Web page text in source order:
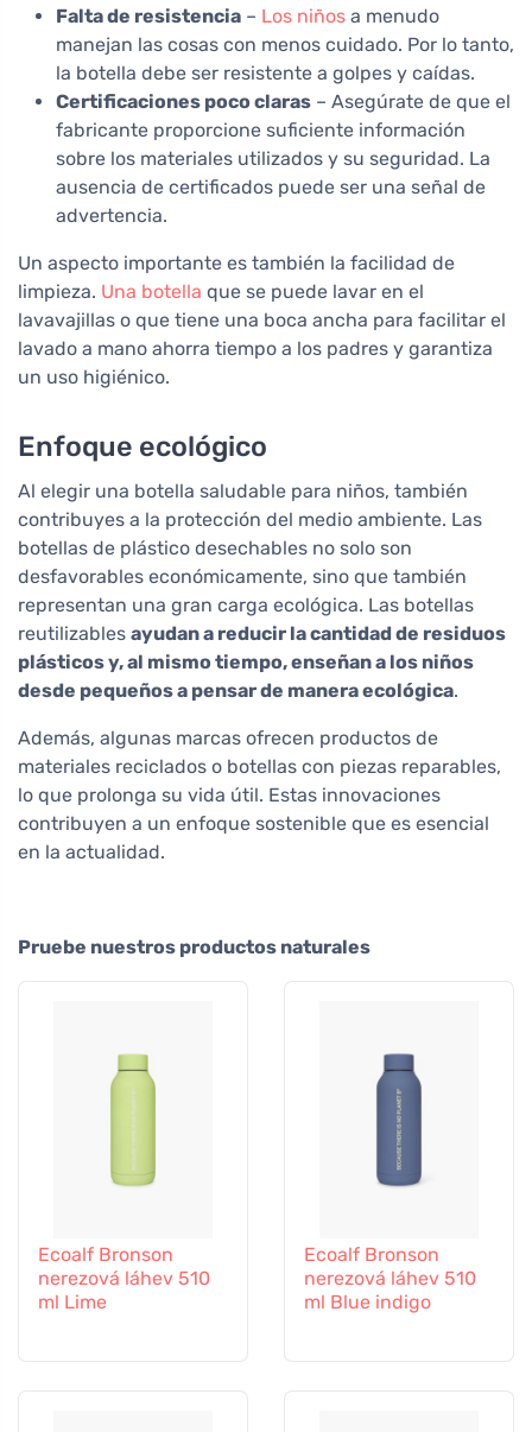
Falta de resistencia – Los niños a menudo
manejan las cosas con menos cuidado. Por lo tanto,
la botella debe ser resistente a golpes y caídas.
Certificaciones poco claras – Asegúrate de que el
fabricante proporcione suficiente información
sobre los materiales utilizados y su seguridad. La
ausencia de certificados puede ser una señal de
advertencia.
Un aspecto importante es también la facilidad de
limpieza. Una botella que se puede lavar en el
lavavajillas o que tiene una boca ancha para facilitar el
lavado a mano ahorra tiempo a los padres y garantiza
un uso higiénico.
Enfoque ecológico
Al elegir una botella saludable para niños, también
contribuyes a la protección del medio ambiente. Las
botellas de plástico desechables no solo son
desfavorables económicamente, sino que también
representan una gran carga ecológica. Las botellas
reutilizables ayudan a reducir la cantidad de residuos
plásticos y, al mismo tiempo, enseñan a los niños
desde pequeños a pensar de manera ecológica.
Además, algunas marcas ofrecen productos de
materiales reciclados o botellas con piezas reparables,
lo que prolonga su vida útil. Estas innovaciones
contribuyen a un enfoque sostenible que es esencial
en la actualidad.
Pruebe nuestros productos naturales
Ecoalf Bronson
nerezová láhev 510
ml Lime
Ecoalf Bronson
nerezová láhev 510
ml Blue indigo